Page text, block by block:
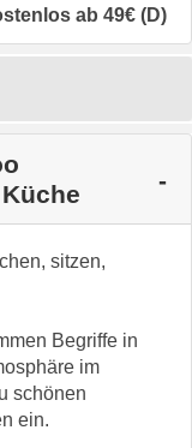
ab 49€ (D)
sitzen,
Begriffe in
im
schönen
ein.